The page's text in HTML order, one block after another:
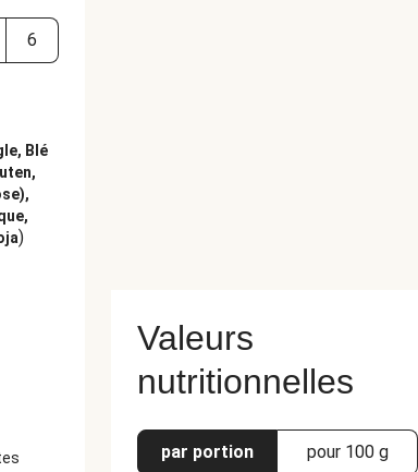
6
Blé
)
Valeurs
nutritionnelles
par portion pour 100 g